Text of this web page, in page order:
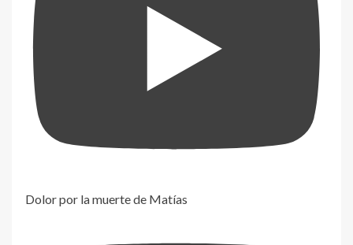
Dolor por la muerte de Matías